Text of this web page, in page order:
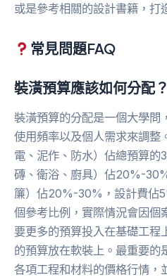
或是參考相關的設計書籍，打
常見問題FAQ
裝潢預算應該如何分配？
裝潢預算的分配是一個大學問
使用頻率以及個人需求來調整
電、泥作、防水）佔總預算
磚、衛浴、廚具）佔20%-
簾）佔20%-30%，設計費佔
個參考比例，實際情況會因個
要更多的預算投入在基礎工程
的預算放在軟裝上。最重要的
各項工程和材料的價格行情，